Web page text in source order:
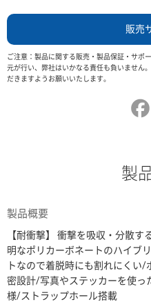
販売
ご注意：製品に関する販売・製品保証・サポ
元が行い、弊社はいかなる責任も負いません
だきますようお願いいたします。
製
製品概要
【耐衝撃】 衝撃を吸収・分散
明なポリカーボネートのハイブ
トなので着脱時にも割れにくい
密設計/写真やステッカーを使っ
様/ストラップホール搭載